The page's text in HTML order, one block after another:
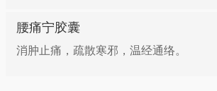
腰痛宁胶囊
消肿止痛，疏散寒邪，温经通络。